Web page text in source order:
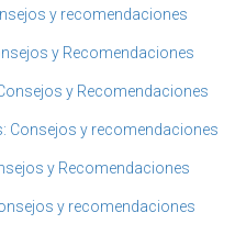
y recomendaciones
y Recomendaciones
y Recomendaciones
Consejos y recomendaciones
y Recomendaciones
y recomendaciones